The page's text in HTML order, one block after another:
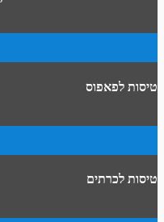
טיסות לפאפוס
טיסות לכרתים